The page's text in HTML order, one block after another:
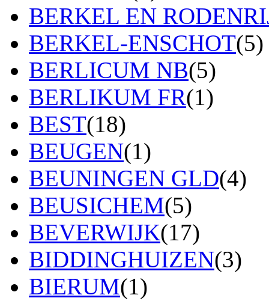
BERKEL EN
BERKEL-ENSCHOT(5)
BERLICUM NB(5)
BERLIKUM FR(1)
BEST(18)
BEUGEN(1)
BEUNINGEN GLD(4)
BEUSICHEM(5)
BEVERWIJK(17)
BIDDINGHUIZEN(3)
BIERUM(1)